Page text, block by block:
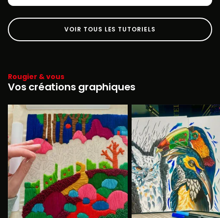
VOIR TOUS LES TUTORIELS
Rougier & vous
Vos créations graphiques